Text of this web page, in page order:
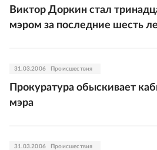
Виктор Доркин стал
мэром за последние шесть
31.03.2006 Происшествия
Прокуратура обыскивает
мэра
31.03.2006 Происшествия